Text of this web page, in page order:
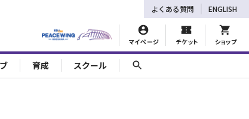
マイページ チケット ショップ
よくある質問 ENGLISH
育成 スクール